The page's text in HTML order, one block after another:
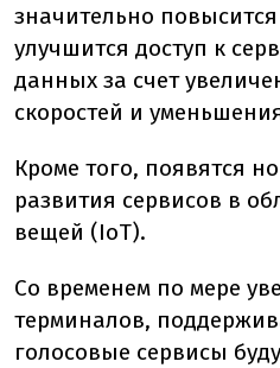
значительно
улучшится доступ к
данных за счет
скоростей и
Кроме того, появятся
развития сервисов в
вещей (IoT).
Со временем по мере
терминалов,
голосовые сервисы